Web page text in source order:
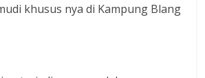
khusus nya di Kampung Blang